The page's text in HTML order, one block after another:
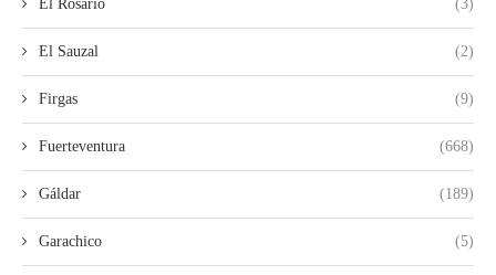
El Rosario (3)
El Sauzal (2)
Firgas (9)
Fuerteventura (668)
Gáldar (189)
Garachico (5)